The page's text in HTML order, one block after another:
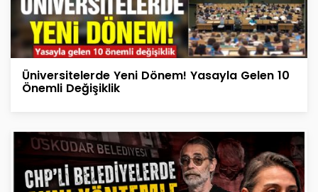
Üniversitelerde Yeni Dönem! Yasayla Gelen 10
Önemli Değişiklik